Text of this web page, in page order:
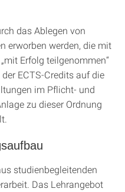
das Ablegen von
erworben werden, die mit
Erfolg teilgenommen“
ECTS-Credits auf die
im Pflicht- und
zu dieser Ordnung
studienbegleitenden
Das Lehrangebot